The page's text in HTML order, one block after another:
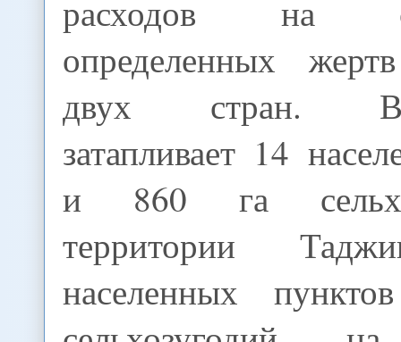
расходов на
определенных
двух стран.
затапливает 14
и 860 га
территории
населенных